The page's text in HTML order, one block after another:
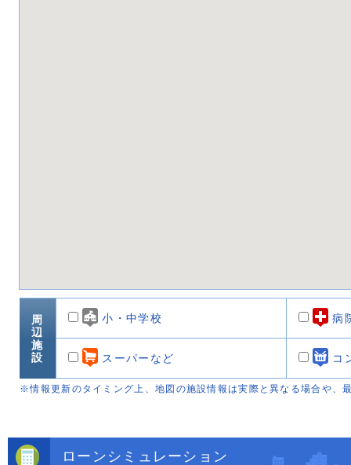
周
辺
施
設
小・中学校 病
スーパーなど コ
※情報更新のタイミング上、地図の施設情報は実際と異なる場合や、
ローンシミュレーション